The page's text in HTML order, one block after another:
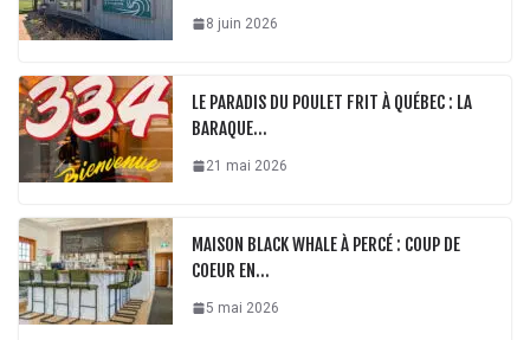
8 juin 2026
LE PARADIS DU POULET FRIT À QUÉBEC : LA
BARAQUE…
21 mai 2026
MAISON BLACK WHALE À PERCÉ : COUP DE
COEUR EN…
5 mai 2026